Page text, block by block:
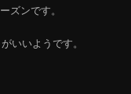
ズンです。
いいようです。